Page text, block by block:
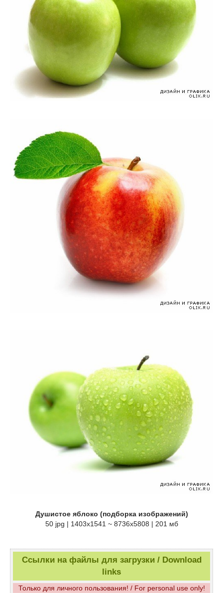
Душистое яблоко (подборка изображений)
50 jpg | 1403x1541 ~ 8736x5808 | 201 мб
Ссылки на файлы для загрузки / Download
links
Только для личного пользования! / For personal use only!